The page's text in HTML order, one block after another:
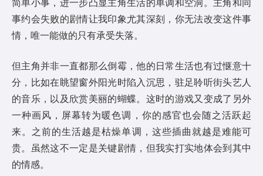
事约会失败的剧情让我印象尤其深刻，你无法改变这件事
情，唯一能做的只有承受失落。
但主角并非一直都那么倒霉，他的日常生活也有过惬意十
分，比如在眺望窗外阳光时陷入沉思，驻足聆听街头艺人
的音乐，以及欣赏美丽的蝴蝶。这时的游戏又变成了另外
一种画风，屏幕转为暖色调，你的感官也会随之活跃起
来。之前的生活越是枯燥单调，这些插曲就越是难能可
贵。虽然这不一定是关键剧情，但我实打实地体会到其中
的情感。